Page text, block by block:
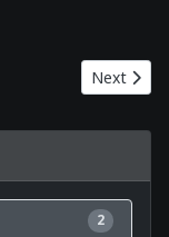
Next
Next
2